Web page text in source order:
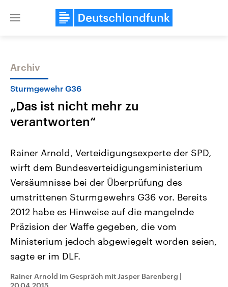
Close
Themen
USA
Aktuelle Beiträge, Analysen und
Hintergründe
Wirtschaftlich und militärisch
gehören die Vereinigten Staaten zu
den mächtigsten Ländern der Erde,
mit großem Einfluss auf das
Nahostkonflikt
Aktuelle Lage und
Der Überfall der
Terrororganisation Hamas
Oktober 2023 auf Israel
Region wieder die Gewalt
Israel möchte die Hamas
Libanon vom Iran
Sendungen Programm
Audio-Archiv
Archiv
Sturmgewehr G36
„Das ist nicht mehr zu
verantworten“
Rainer Arnold, Verteidigungsexperte der SPD,
wirft dem Bundesverteidigungsministerium
Versäumnisse bei der Überprüfung des
umstrittenen Sturmgewehrs G36 vor. Bereits
2012 habe es Hinweise auf die mangelnde
Präzision der Waffe gegeben, die vom
Ministerium jedoch abgewiegelt worden seien,
sagte er im DLF.
Rainer Arnold im Gespräch mit Jasper Barenberg |
20.04.2015